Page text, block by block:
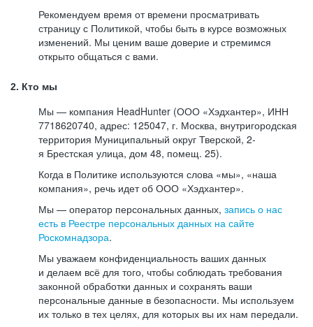
Рекомендуем время от времени просматривать
страницу с Политикой, чтобы быть в курсе возможных
изменений. Мы ценим ваше доверие и стремимся
открыто общаться с вами.
2. Кто мы
Мы — компания HeadHunter (ООО «Хэдхантер», ИНН
7718620740, адрес: 125047, г. Москва, внутригородская
территория Муниципальный округ Тверской, 2-
я Брестская улица, дом 48, помещ. 25).
Когда в Политике используются слова «мы», «наша
компания», речь идет об ООО «Хэдхантер».
Мы — оператор персональных данных, запись о нас
есть в Реестре персональных данных на сайте
Роскомнадзора.
Мы уважаем конфиденциальность ваших данных
и делаем всё для того, чтобы соблюдать требования
законной обработки данных и сохранять ваши
персональные данные в безопасности. Мы используем
их только в тех целях, для которых вы их нам передали.